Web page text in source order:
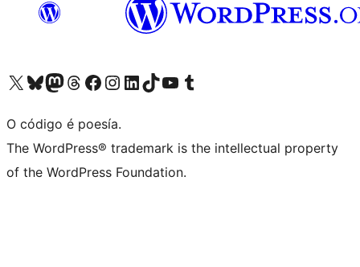
Visita la cuenta de X (anteriormente Twitter)
Visita a nosa conta de Bluesky
Visita a nosa conta de Mastodon
Visita a nosa conta de Threads
Visita a nosa páxina de Facebook
Visita a nosa conta de Instagram
Visita a nosa conta de LinkedIn
Visita a nosa conta de TikTok
Visita a nosa canle de YouTube
Visita a nosa conta de Tumblr
O código é poesía.
The WordPress® trademark is the intellectual property
of the WordPress Foundation.